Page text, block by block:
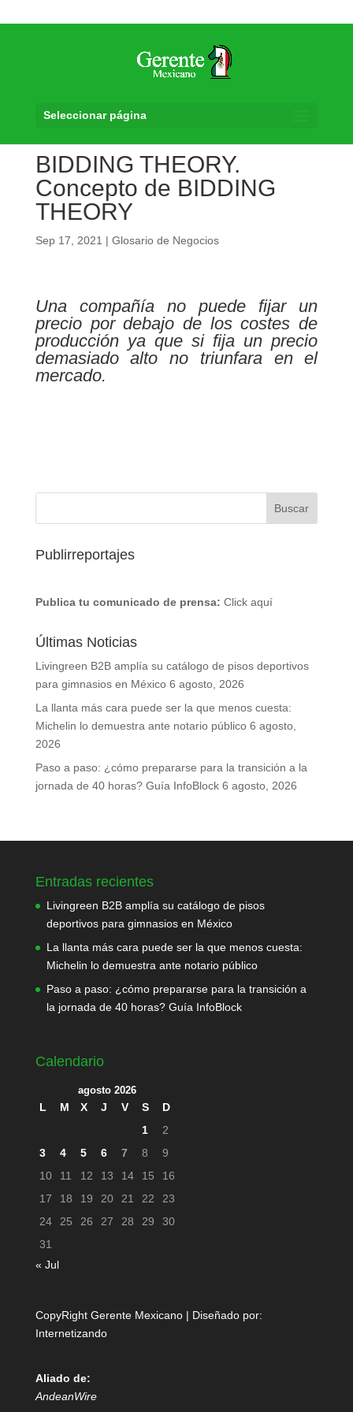
Seleccionar página
BIDDING THEORY.
Concepto de BIDDING
THEORY
Sep 17, 2021 | Glosario de Negocios
Una compañía no puede fijar un
precio por debajo de los costes de
producción ya que si fija un precio
demasiado alto no triunfara en el
mercado.
Publirreportajes
Publica tu comunicado de prensa: Click aquí
Últimas Noticias
Livingreen B2B amplía su catálogo de pisos deportivos
para gimnasios en México 6 agosto, 2026
La llanta más cara puede ser la que menos cuesta:
Michelin lo demuestra ante notario público 6 agosto,
2026
Paso a paso: ¿cómo prepararse para la transición a la
jornada de 40 horas? Guía InfoBlock 6 agosto, 2026
Entradas recientes
Livingreen B2B amplía su catálogo de pisos
deportivos para gimnasios en México
La llanta más cara puede ser la que menos cuesta:
Michelin lo demuestra ante notario público
Paso a paso: ¿cómo prepararse para la transición a
la jornada de 40 horas? Guía InfoBlock
Calendario
agosto 2026
L M X J V S
D
1
2
3
4 5 6 7 8
9
10
11 12 13 14 15
16
17
18 19 20 21 22
23
24
25 26 27 28 29
30
31
« Jul
CopyRight Gerente Mexicano | Diseñado por:
Internetizando
Aliado de:
AndeanWire